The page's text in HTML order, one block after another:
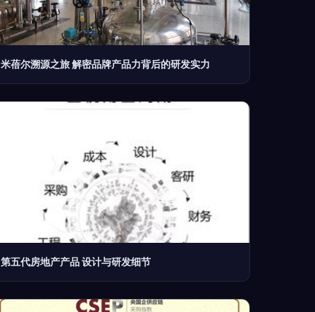
米蓓尔溯源之旅 解密品牌产品力背后的研发实力
第五代房地产产品 设计与研发细节